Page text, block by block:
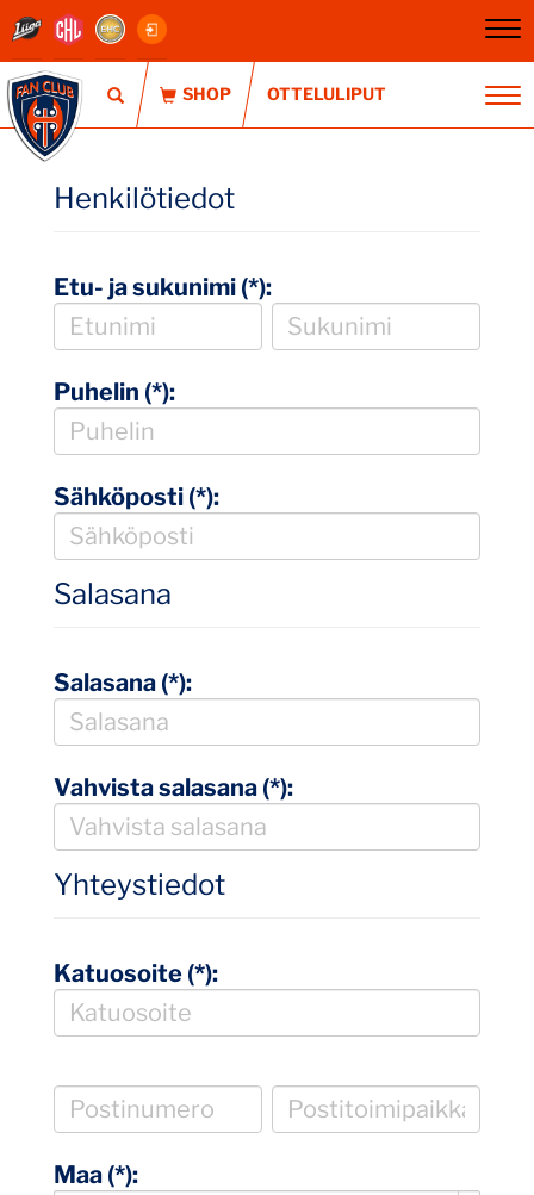
OTTELULIPUT
Henkilötiedot
Etu- ja sukunimi (*):
Puhelin (*):
Sähköposti (*):
Salasana
Salasana (*):
Vahvista salasana (*):
Yhteystiedot
Katuosoite (*):
Maa (*):